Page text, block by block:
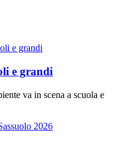
e grandi
va in scena a scuola e